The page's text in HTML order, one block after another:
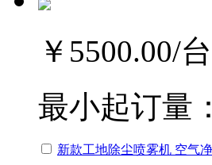
￥5500.00/台
最小起订量：
新款工地除尘喷雾机 空气